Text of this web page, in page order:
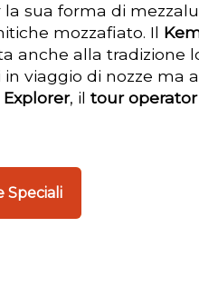
sua forma di
mozzafiato. Il
anche alla tradizione
viaggio di nozze ma
, il tour
Speciali